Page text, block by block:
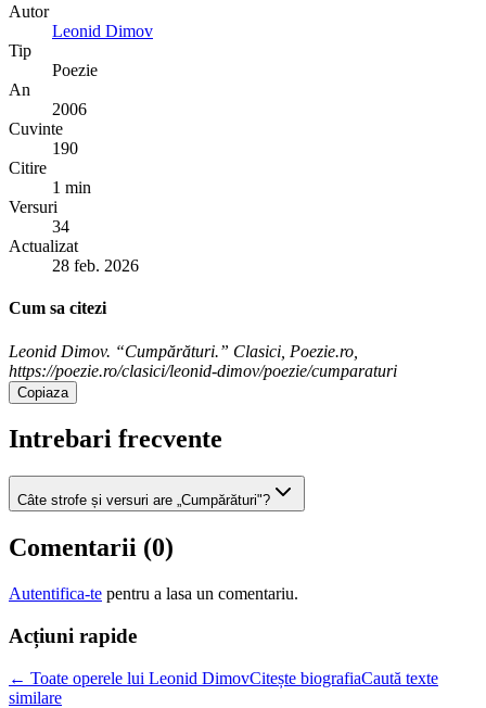
Autor
Leonid Dimov
Tip
Poezie
An
2006
Cuvinte
190
Citire
1 min
Versuri
34
Actualizat
28 feb. 2026
Cum sa citezi
Leonid Dimov. “Cumpărături.” Clasici, Poezie.ro,
https://poezie.ro/clasici/leonid-dimov/poezie/cumparaturi
Copiaza
Intrebari frecvente
Câte strofe și versuri are „Cumpărături"?
Comentarii (0)
Autentifica-te pentru a lasa un comentariu.
Acțiuni rapide
← Toate operele lui Leonid DimovCitește biografiaCaută texte
similare